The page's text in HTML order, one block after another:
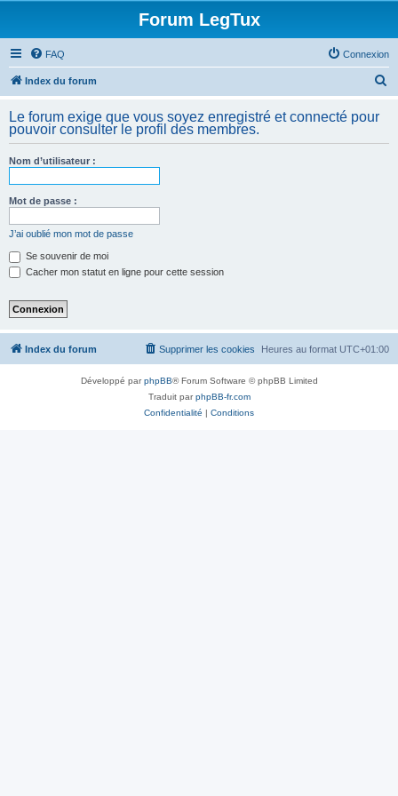
Forum LegTux
FAQ Connexion
Index du forum
h
Le forum exige que vous soyez enregistré et connecté pour
pouvoir consulter le profil des membres.
Nom d’utilisateur :
Mot de passe :
J’ai oublié mon mot de passe
Se souvenir de moi
Cacher mon statut en ligne pour cette session
Index du forum Heures au format UTC+01:00
Supprimer les cookies
Développé parphpBB® Forum Software © phpBB Limited
Traduit parphpBB-fr.com
Confidentialité | Conditions